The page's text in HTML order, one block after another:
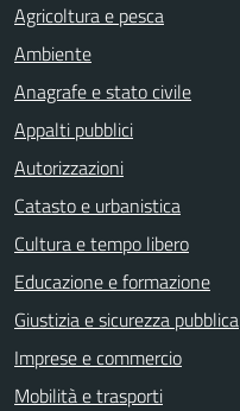
Agricoltura e pesca
Ambiente
Anagrafe e stato civile
Appalti pubblici
Autorizzazioni
Catasto e urbanistica
Cultura e tempo libero
Educazione e formazione
Giustizia e sicurezza pubblica
Imprese e commercio
Mobilità e trasporti